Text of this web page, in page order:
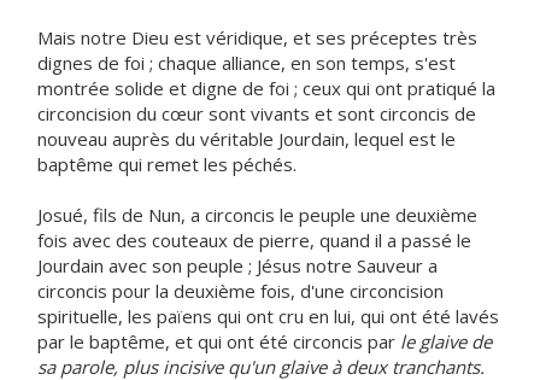
Mais notre Dieu est véridique, et ses préceptes très
dignes de foi ; chaque alliance, en son temps, s'est
montrée solide et digne de foi ; ceux qui ont pratiqué la
circoncision du cœur sont vivants et sont circoncis de
nouveau auprès du véritable Jourdain, lequel est le
baptême qui remet les péchés.
Josué, fils de Nun, a circoncis le peuple une deuxième
fois avec des couteaux de pierre, quand il a passé le
Jourdain avec son peuple ; Jésus notre Sauveur a
circoncis pour la deuxième fois, d'une circoncision
spirituelle, les païens qui ont cru en lui, qui ont été lavés
par le baptême, et qui ont été circoncis par le glaive de
sa parole, plus incisive qu'un glaive à deux tranchants.